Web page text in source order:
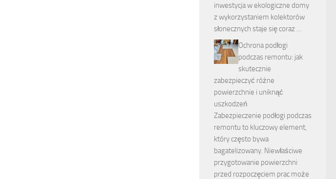
inwestycja w ekologiczne domy
z wykorzystaniem kolektorów
słonecznych staje się coraz …
Ochrona podłogi
podczas remontu: jak
skutecznie
zabezpieczyć różne
powierzchnie i uniknąć
uszkodzeń
Zabezpieczenie podłogi podczas
remontu to kluczowy element,
który często bywa
bagatelizowany. Niewłaściwe
przygotowanie powierzchni
przed rozpoczęciem prac może